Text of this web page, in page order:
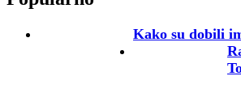
Kako su dobili